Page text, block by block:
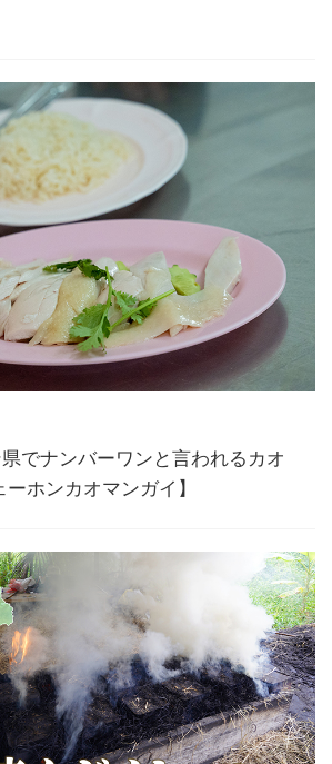
でナンバーワンと言われるカオ
ホンカオマンガイ】